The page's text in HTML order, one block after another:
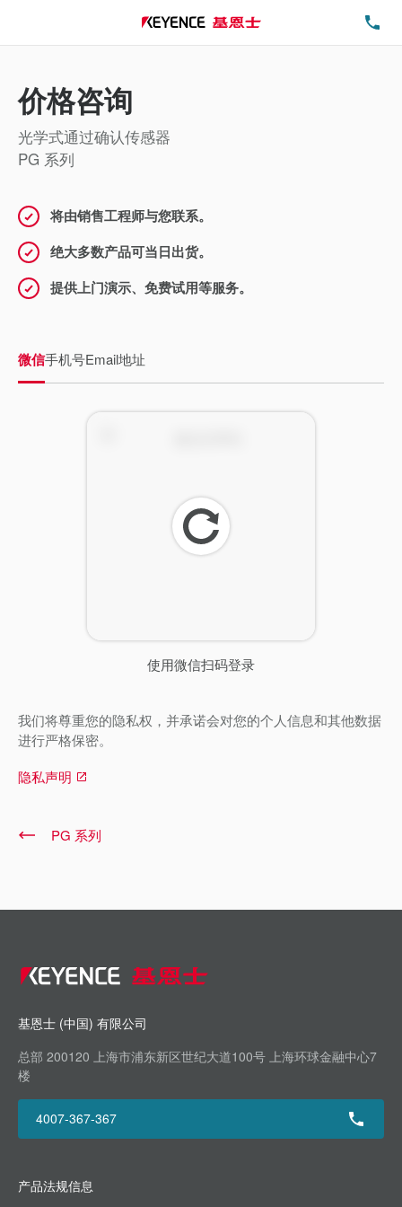
价格咨询
光学式通过确认传感器
PG 系列
将由销售工程师与您联系。
绝大多数产品可当日出货。
提供上门演示、免费试用等服务。
微信手机号Email地址
使用微信扫码登录
刷
新
我们将尊重您的隐私权，并承诺会对您的个人信息和其他数据
进行严格保密。
隐私声明
PG 系列
基恩士 (中国) 有限公司
总部 200120 上海市浦东新区世纪大道100号 上海环球金融中心7
楼
4007-367-367
产品法规信息